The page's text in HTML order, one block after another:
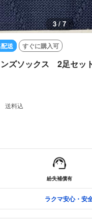
3 / 7
送 すぐに購入可
ズソックス 2足セッ
送料込
紛失補償有
ラクマ安心・安